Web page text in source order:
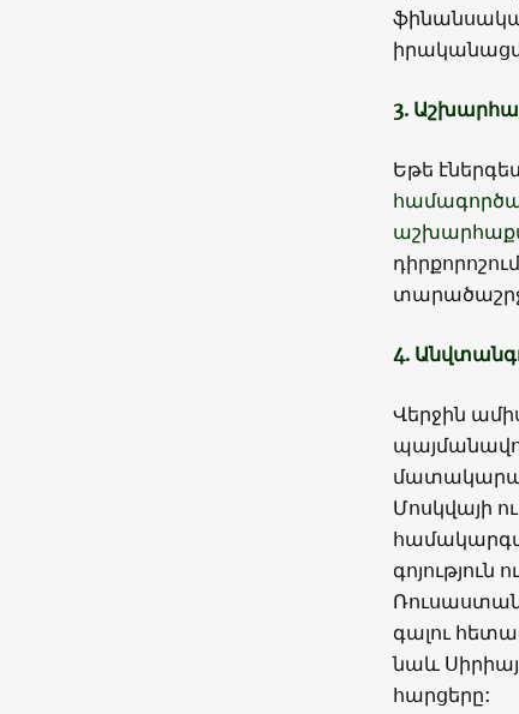
3.
Եթե
4.
Վերջին
Մոսկվայի
գալու
նաև
հարցերը: